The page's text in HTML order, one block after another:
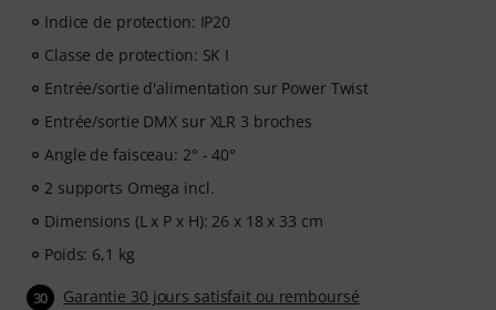
Indice de protection: IP20
Classe de protection: SK I
Entrée/sortie d'alimentation sur Power Twist
Entrée/sortie DMX sur XLR 3 broches
Angle de faisceau: 2° - 40°
2 supports Omega incl.
Dimensions (L x P x H): 26 x 18 x 33 cm
Poids: 6,1 kg
30 Garantie 30 jours satisfait ou remboursé